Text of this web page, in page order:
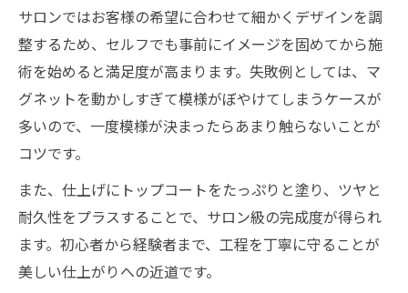
サロンではお客様の希望に合わせて細かくデザインを調
整するため、セルフでも事前にイメージを固めてから施
術を始めると満足度が高まります。失敗例としては、マ
グネットを動かしすぎて模様がぼやけてしまうケースが
多いので、一度模様が決まったらあまり触らないことが
コツです。
また、仕上げにトップコートをたっぷりと塗り、ツヤと
耐久性をプラスすることで、サロン級の完成度が得られ
ます。初心者から経験者まで、工程を丁寧に守ることが
美しい仕上がりへの近道です。